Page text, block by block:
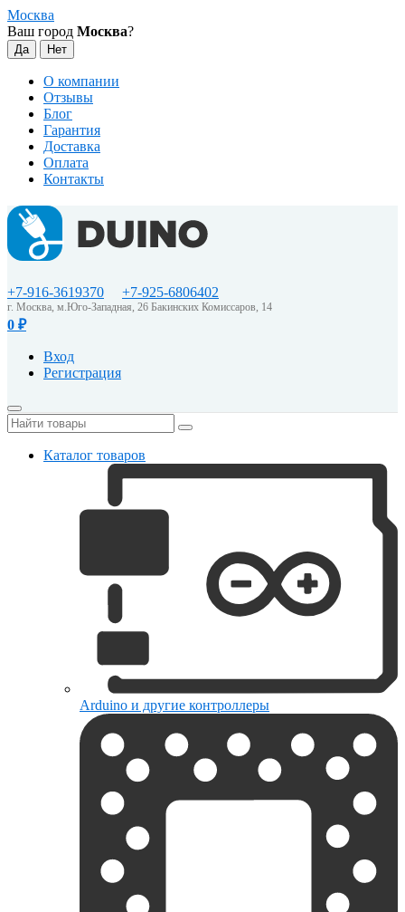
Москва
Ваш город Москва?
О компании
Отзывы
Блог
Гарантия
Доставка
Оплата
Контакты
+7-916-3619370 +7-925-6806402
г. Москва, м.Юго-Западная, 26 Бакинских Комиссаров, 14
0 ₽
Вход
Регистрация
Каталог товаров
Arduino и другие контроллеры